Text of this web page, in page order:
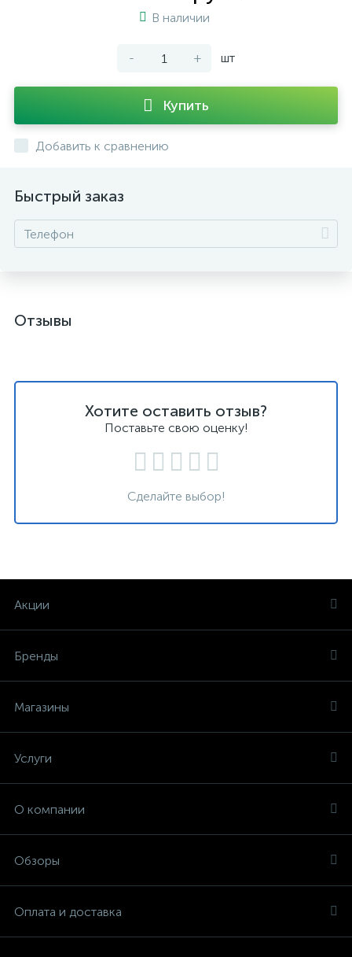
В наличии
- + шт
Купить
Добавить к сравнению
Быстрый заказ
Отзывы
Хотите оставить отзыв?
Поставьте свою оценку!
Сделайте выбор!
Акции
Бренды
Магазины
Услуги
О компании
Обзоры
Оплата и доставка